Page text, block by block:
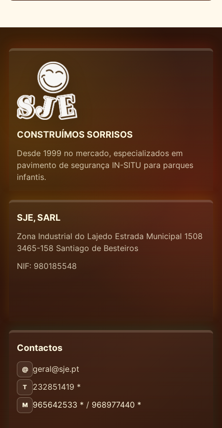
CONSTRUÍMOS SORRISOS
Desde 1999 no mercado, especializados em
pavimento de segurança IN-SITU para parques
infantis.
SJE, SARL
Zona Industrial do Lajedo Estrada Municipal 1508
3465-158 Santiago de Besteiros
NIF: 980185548
Contactos
@ geral@sje.pt
T 232851419 *
M 965642533 * / 968977440 *